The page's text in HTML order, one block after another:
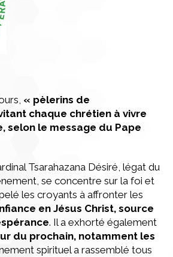
« pèlerins de
chaque chrétien à vivre
selon le message du Pape
Tsarahazana Désiré, légat du
se concentre sur la foi et
les croyants à affronter les
en Jésus Christ, source
. Il a exhorté également
du prochain, notamment les
spirituel a rassemblé tous